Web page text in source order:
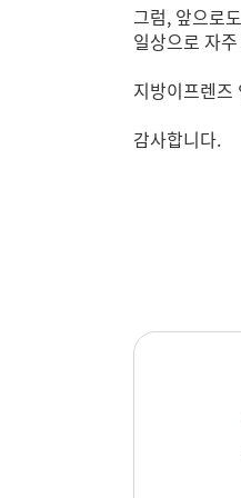
그럼, 앞으로
일상으로 자
지방이프렌즈
감사합니다.